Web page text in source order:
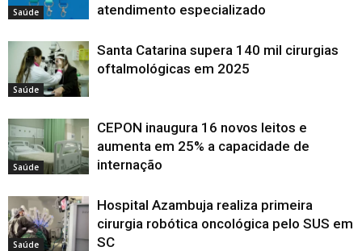
Saúde
atendimento especializado
Saúde
Santa Catarina supera 140 mil cirurgias
oftalmológicas em 2025
Saúde
CEPON inaugura 16 novos leitos e
aumenta em 25% a capacidade de
internação
Saúde
Hospital Azambuja realiza primeira
cirurgia robótica oncológica pelo SUS em
SC